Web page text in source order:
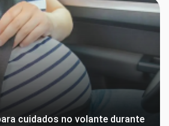
cuidados no volante durante